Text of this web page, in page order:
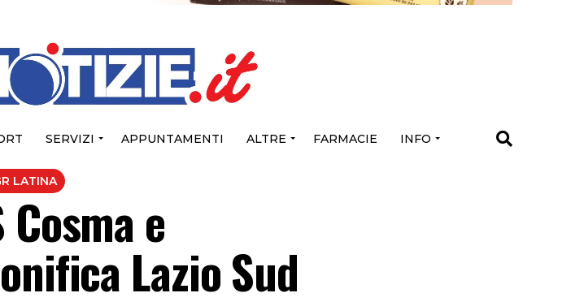
SERVIZI APPUNTAMENTI ALTRE FARMACIE INFO
LATINA
e
Lazio Sud